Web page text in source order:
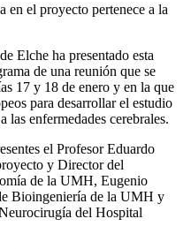
en el proyecto pertenece a la
Elche ha presentado esta
de una reunión que se
17 y 18 de enero y en la que
para desarrollar el estudio
las enfermedades cerebrales.
el Profesor Eduardo
y Director del
de la UMH, Eugenio
Bioingeniería de la UMH y
del Hospital